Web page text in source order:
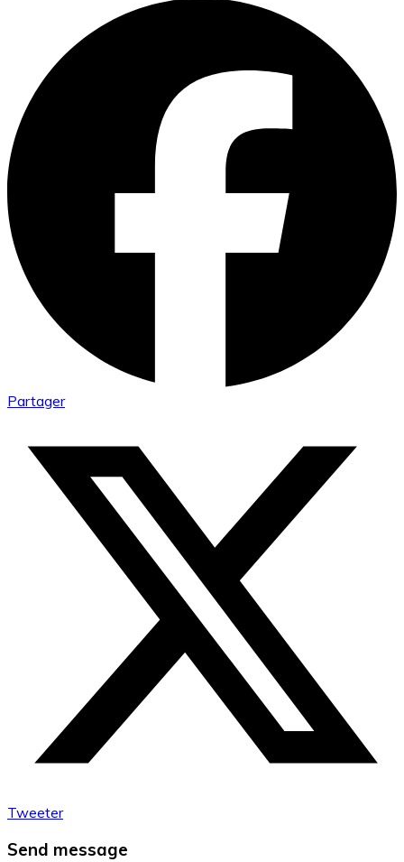
Partager
Tweeter
Send message